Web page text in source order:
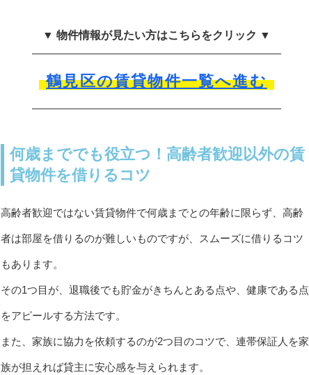
▼ 物件情報が見たい方はこちらをクリック ▼
鶴見区の賃貸物件一覧へ進む
何歳まででも役立つ！高齢者歓迎以外の賃
貸物件を借りるコツ
高齢者歓迎ではない賃貸物件で何歳までとの年齢に限らず、高齢
者は部屋を借りるのが難しいものですが、スムーズに借りるコツ
もあります。
その1つ目が、退職後でも貯金がきちんとある点や、健康である点
をアピールする方法です。
また、家族に協力を依頼するのが2つ目のコツで、連帯保証人を家
族が担えれば貸主に安心感を与えられます。